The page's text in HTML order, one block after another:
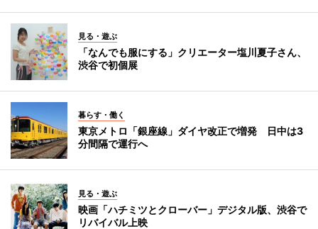
見る・遊ぶ
「なんでも服にする」クリエーター塩川夏子さん、
渋谷で初個展
暮らす・働く
東京メトロ「銀座線」ダイヤ改正で増発 日中は3
分間隔で運行へ
見る・遊ぶ
映画「ハチミツとクローバー」デジタル版、渋谷で
リバイバル上映